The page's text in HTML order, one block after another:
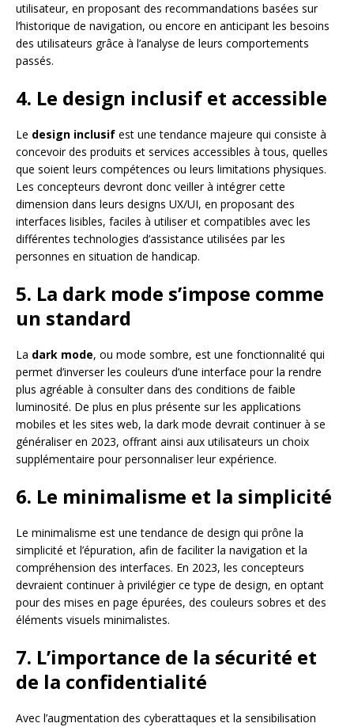
utilisateur, en proposant des recommandations basées sur
l’historique de navigation, ou encore en anticipant les besoins
des utilisateurs grâce à l’analyse de leurs comportements
passés.
4. Le design inclusif et accessible
Le design inclusif est une tendance majeure qui consiste à
concevoir des produits et services accessibles à tous, quelles
que soient leurs compétences ou leurs limitations physiques.
Les concepteurs devront donc veiller à intégrer cette
dimension dans leurs designs UX/UI, en proposant des
interfaces lisibles, faciles à utiliser et compatibles avec les
différentes technologies d’assistance utilisées par les
personnes en situation de handicap.
5. La dark mode s’impose comme
un standard
La dark mode, ou mode sombre, est une fonctionnalité qui
permet d’inverser les couleurs d’une interface pour la rendre
plus agréable à consulter dans des conditions de faible
luminosité. De plus en plus présente sur les applications
mobiles et les sites web, la dark mode devrait continuer à se
généraliser en 2023, offrant ainsi aux utilisateurs un choix
supplémentaire pour personnaliser leur expérience.
6. Le minimalisme et la simplicité
Le minimalisme est une tendance de design qui prône la
simplicité et l’épuration, afin de faciliter la navigation et la
compréhension des interfaces. En 2023, les concepteurs
devraient continuer à privilégier ce type de design, en optant
pour des mises en page épurées, des couleurs sobres et des
éléments visuels minimalistes.
7. L’importance de la sécurité et
de la confidentialité
Avec l’augmentation des cyberattaques et la sensibilisation